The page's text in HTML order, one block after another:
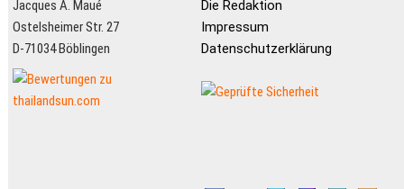
Jacques A. Maué
Ostelsheimer Str. 27
D-71034 Böblingen
Die Redaktion
Impressum
Datenschutzerklärung